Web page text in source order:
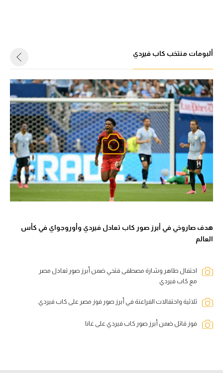
ألبومات منتخب كاب فيردي
هدف صاروخي في أبرز صور كاب تعادل فيردي وأوروجواي في كأس
العالم
احتفال طاهر وشارة مصطفى فتحي ضمن أبرز صور تعادل مصر
مع كاب فيردي
ثلاثية واحتفالات الفراعنة في أبرز صور فوز مصر على كاب فيردي
فوز قاتل ضمن أبرز صور كاب فيردي على غانا